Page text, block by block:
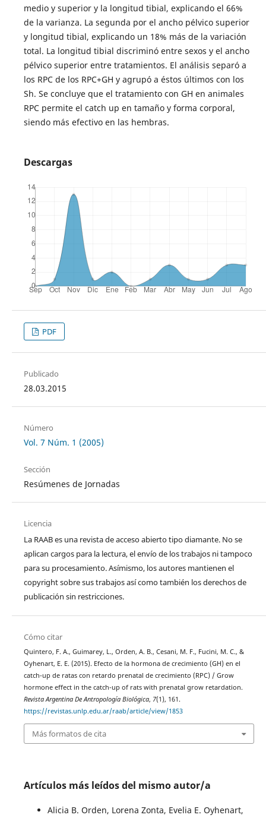
medio y superior y la longitud tibial, explicando el 66%
de la varianza. La segunda por el ancho pélvico superior
y longitud tibial, explicando un 18% más de la variación
total. La longitud tibial discriminó entre sexos y el ancho
pélvico superior entre tratamientos. El análisis separó a
los RPC de los RPC+GH y agrupó a éstos últimos con los
Sh. Se concluye que el tratamiento con GH en animales
RPC permite el catch up en tamaño y forma corporal,
siendo más efectivo en las hembras.
Descargas
PDF
Publicado
28.03.2015
Número
Vol. 7 Núm. 1 (2005)
Sección
Resúmenes de Jornadas
Licencia
La RAAB es una revista de acceso abierto tipo diamante. No se
aplican cargos para la lectura, el envío de los trabajos ni tampoco
para su procesamiento. Asímismo, los autores mantienen el
copyright sobre sus trabajos así como también los derechos de
publicación sin restricciones.
Cómo citar
Quintero, F. A., Guimarey, L., Orden, A. B., Cesani, M. F., Fucini, M. C., &
Oyhenart, E. E. (2015). Efecto de la hormona de crecimiento (GH) en el
catch-up de ratas con retardo prenatal de crecimiento (RPC) / Grow
hormone effect in the catch-up of rats with prenatal grow retardation.
Revista Argentina De Antropología Biológica, 7(1), 161.
https://revistas.unlp.edu.ar/raab/article/view/1853
Más formatos de cita
Artículos más leídos del mismo autor/a
Alicia B. Orden, Lorena Zonta, Evelia E. Oyhenart,